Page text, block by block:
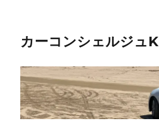
カーコンシェルジュK